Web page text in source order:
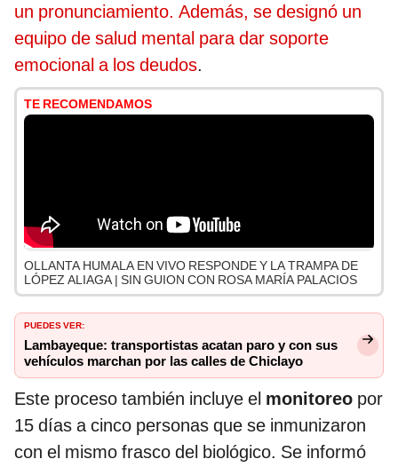
un pronunciamiento. Además, se designó un
equipo de salud mental para dar soporte
emocional a los deudos.
TE RECOMENDAMOS
OLLANTA HUMALA EN VIVO RESPONDE Y LA TRAMPA DE
LÓPEZ ALIAGA | SIN GUION CON ROSA MARÍA PALACIOS
PUEDES VER:
Lambayeque: transportistas acatan paro y con sus
vehículos marchan por las calles de Chiclayo
Este proceso también incluye el monitoreo por
15 días a cinco personas que se inmunizaron
con el mismo frasco del biológico. Se informó